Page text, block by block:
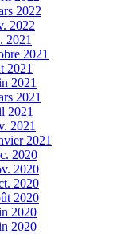
2022
2022
2021
2021
2021
2021
2021
2021
2021
2021
2020
2020
2020
2020
2020
2020